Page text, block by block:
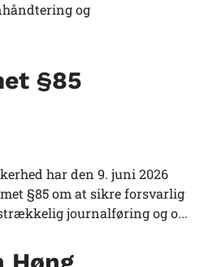
og
§85
har den 9. juni 2026
§85 om at sikre forsvarlig
journalføring og o...